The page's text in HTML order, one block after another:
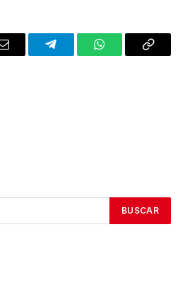
Email TelegramWhatsAppCopy